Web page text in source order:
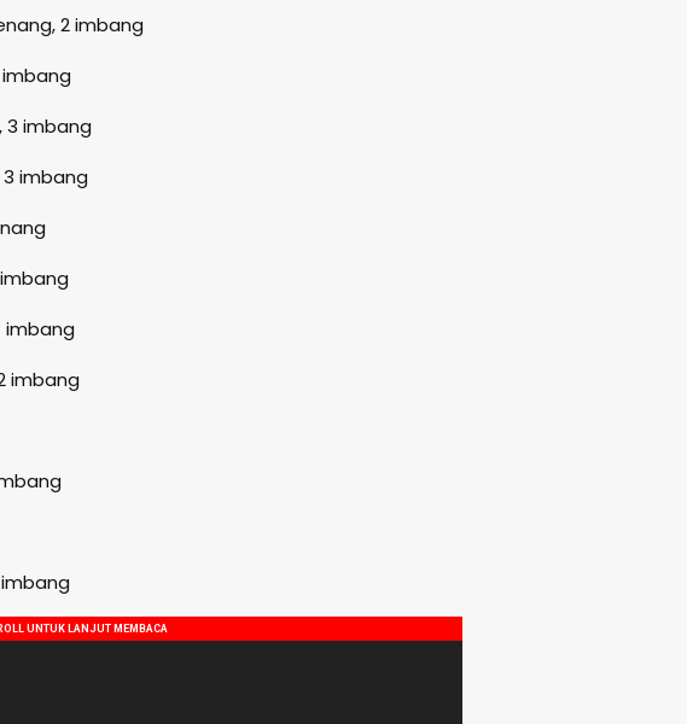
2 imbang
imbang
3 imbang
imbang
imbang
imbang